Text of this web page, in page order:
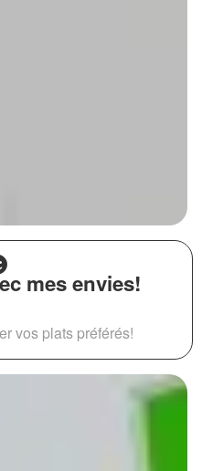
mes envies!
vos plats préférés!